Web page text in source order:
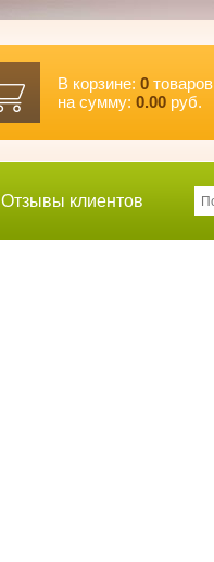
В корзине: 0 товаров
на сумму: 0.00 руб.
Отзывы клиентов